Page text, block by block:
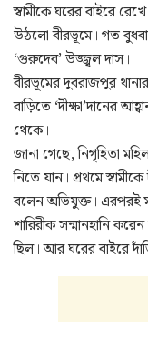
স্বামীকে ঘরের বাইরে
উঠলো বীরভূমে। গত
‘গুরুদেব’ উজ্জ্বল দাস।
বীরভূমের দুবরাজপুর
বাড়িতে ‘দীক্ষা’দানের
থেকে।
জানা গেছে, নিগৃহিতা
নিতে যান। প্রথমে
বলেন অভিযুক্ত। এরপরই
শারিরীক সন্মানহানি
ছিল। আর ঘরের বাইরে